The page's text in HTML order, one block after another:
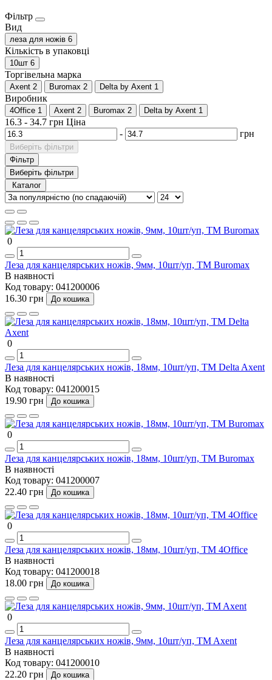
Фільтр
Вид
леза для ножів 6
Кількість в упаковці
10шт 6
Торгівельна марка
Axent 2 Buromax 2 Delta by Axent 1
Виробник
4Office 1 Axent 2 Buromax 2 Delta by Axent 1
16.3 - 34.7 грн Ціна
-
грн
Виберіть фільтри
Фільтр
Виберіть фільтри
Каталог
0
Леза для канцелярських ножів, 9мм, 10шт/уп, TM Buromax
В наявності
Код товару: 041200006
16.30 грн
До кошика
0
Леза для канцелярських ножів, 18мм, 10шт/уп, TM Delta Axent
В наявності
Код товару: 041200015
19.90 грн
До кошика
0
Леза для канцелярських ножів, 18мм, 10шт/уп, TM Buromax
В наявності
Код товару: 041200007
22.40 грн
До кошика
0
Леза для канцелярських ножів, 18мм, 10шт/уп, TM 4Office
В наявності
Код товару: 041200018
18.00 грн
До кошика
0
Леза для канцелярських ножів, 9мм, 10шт/уп, TM Axent
В наявності
Код товару: 041200010
22.20 грн
До кошика